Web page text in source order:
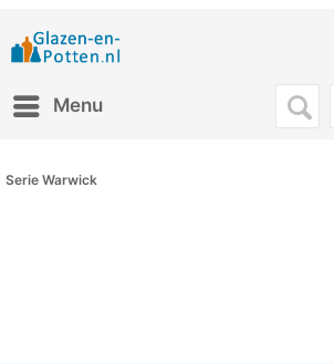
Menu
Serie Warwick